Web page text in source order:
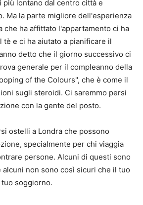
più lontano dal centro città e
Ma la parte migliore dell'esperienza
che ha affittato l'appartamento ci ha
tè e ci ha aiutato a pianificare il
detto che il giorno successivo ci
generale per il compleanno della
of the Colours", che è come il
sugli steroidi. Ci saremmo persi
con la gente del posto.
ostelli a Londra che possono
specialmente per chi viaggia
persone. Alcuni di questi sono
non sono così sicuri che il tuo
soggiorno.